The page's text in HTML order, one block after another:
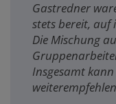
Gastredner
stets bereit, auf
Die Mischung
Insgesamt